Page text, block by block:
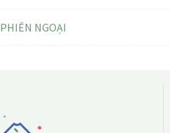
PHIÊN NGOẠI